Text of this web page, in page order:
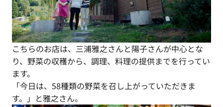
こちらのお店は、三浦雅之さんと陽子さんが中心とな
り、野菜の収穫から、調理、料理の提供までを行ってい
ます。
「今日は、58種類の野菜を召し上がっていただきま
す。」と雅之さん。